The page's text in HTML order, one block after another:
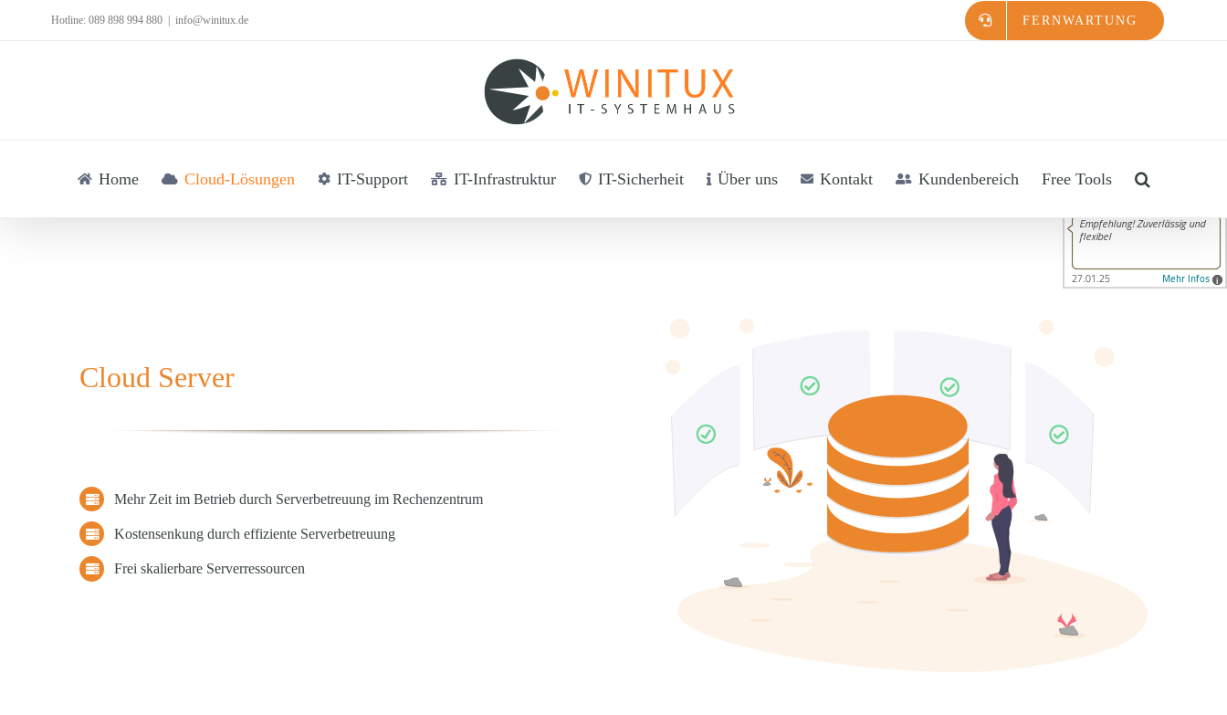
Hotline: 089 898 994 880 info@winitux.de FERNWARTUNG
Home Cloud-Lösungen IT-Support IT-Infrastruktur IT-Sicherheit Über uns Kontakt Kundenbereich Free Tools
Cloud Server
Mehr Zeit im Betrieb durch Serverbetreuung im Rechenzentrum
Kostensenkung durch effiziente Serverbetreuung
Frei skalierbare Serverressourcen